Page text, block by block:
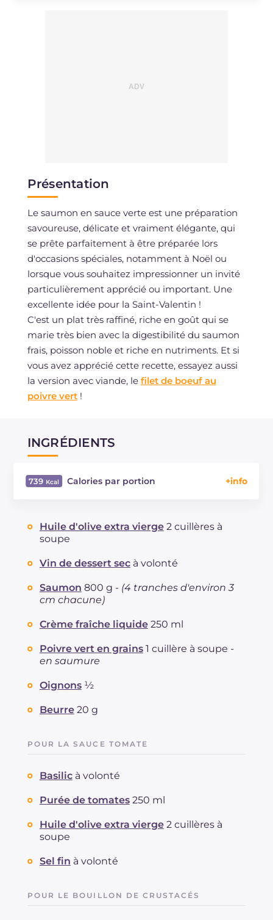
Présentation
Le saumon en sauce verte est une préparation
savoureuse, délicate et vraiment élégante, qui
se prête parfaitement à être préparée lors
d'occasions spéciales, notamment à Noël ou
lorsque vous souhaitez impressionner un invité
particulièrement apprécié ou important. Une
excellente idée pour la Saint-Valentin !
C'est un plat très raffiné, riche en goût qui se
marie très bien avec la digestibilité du saumon
frais, poisson noble et riche en nutriments. Et si
vous avez apprécié cette recette, essayez aussi
la version avec viande, le filet de boeuf au
poivre vert!
INGRÉDIENTS
739 Calories par portion
Dont sucres g
Protéine
Graisses
Fibre
Sodium
Huile d'olive extra vierge 2 cuillères à
soupe
Vin de dessert sec à volonté
Saumon 800 g - (4 tranches d'environ 3
cm chacune)
Crème fraîche liquide 250 ml
Poivre vert en grains 1 cuillère à soupe -
en saumure
Oignons ½
Beurre 20 g
POUR LA SAUCE TOMATE
Basilic à volonté
Purée de tomates 250 ml
Huile d'olive extra vierge 2 cuillères à
soupe
Sel fin à volonté
POUR LE BOUILLON DE CRUSTACÉS